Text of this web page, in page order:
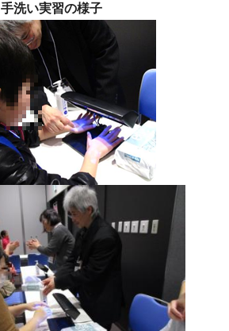
手洗い実習の様子